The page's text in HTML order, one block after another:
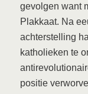
gevolgen want
Plakkaat. Na
achterstelling
katholieken te
positie